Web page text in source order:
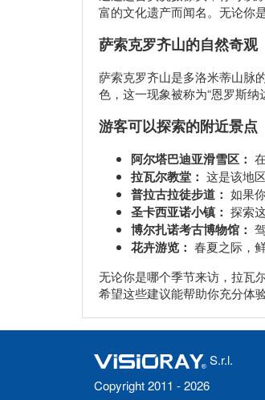
富的文化遗产而闻名。无论你
萨索克罗齐山的自然奇观
萨索克罗齐山是多洛米蒂山脉
色，这一现象被称为“恩罗斯纳
游客可以探索的附近景点
阿尔塔巴迪亚滑雪区：
拉瓦尔教堂： 这是该地
普拉古拉徒步道： 如果
圣卡西亚诺小镇： 探索
博尔扎诺考古博物馆：
花卉游览： 春夏之际，
无论你是哪个季节来访，拉瓦
希望这些建议能帮助你充分体
S.r.l.
Copyright 2011 - 2026